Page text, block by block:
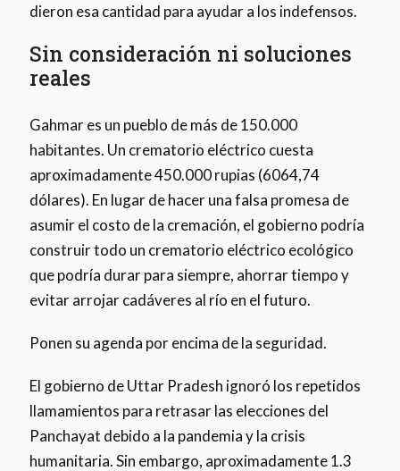
dieron esa cantidad para ayudar a los indefensos.
Sin consideración ni soluciones
reales
Gahmar es un pueblo de más de 150.000
habitantes. Un crematorio eléctrico cuesta
aproximadamente 450.000 rupias (6064,74
dólares). En lugar de hacer una falsa promesa de
asumir el costo de la cremación, el gobierno podría
construir todo un crematorio eléctrico ecológico
que podría durar para siempre, ahorrar tiempo y
evitar arrojar cadáveres al río en el futuro.
Ponen su agenda por encima de la seguridad.
El gobierno de Uttar Pradesh ignoró los repetidos
llamamientos para retrasar las elecciones del
Panchayat debido a la pandemia y la crisis
humanitaria. Sin embargo, aproximadamente 1.3